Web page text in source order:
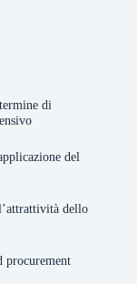
di
del
dello
procurement